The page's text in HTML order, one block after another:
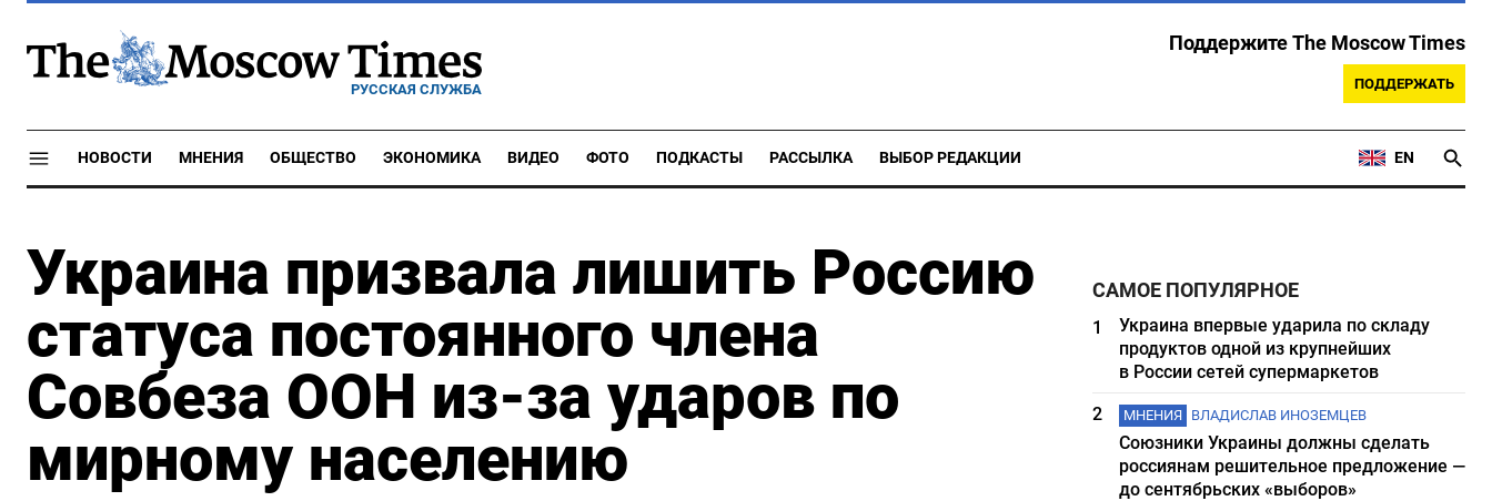
РУССКАЯ СЛУЖБА
Поддержите The Moscow Times
ПОДДЕРЖАТЬ
НОВОСТИ МНЕНИЯ ОБЩЕСТВО ЭКОНОМИКА ВИДЕО ФОТО ПОДКАСТЫ РАССЫЛКА ВЫБОР РЕДАКЦИИ EN
Украина призвала лишить Россию
статуса постоянного члена
Совбеза ООН из-за ударов по
мирному населению
САМОЕ ПОПУЛЯРНОЕ
1
Украина впервые ударила по складу
продуктов одной из крупнейших
в России сетей супермаркетов
2
МНЕНИЯ ВЛАДИСЛАВ ИНОЗЕМЦЕВ
Союзники Украины должны сделать
россиянам решительное предложение —
до сентябрьских «выборов»